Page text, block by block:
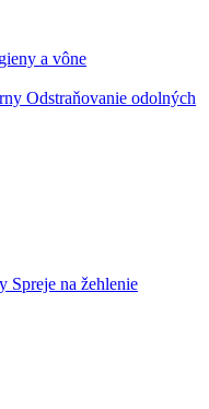
a vône
Odstraňovanie odolných
Spreje na žehlenie